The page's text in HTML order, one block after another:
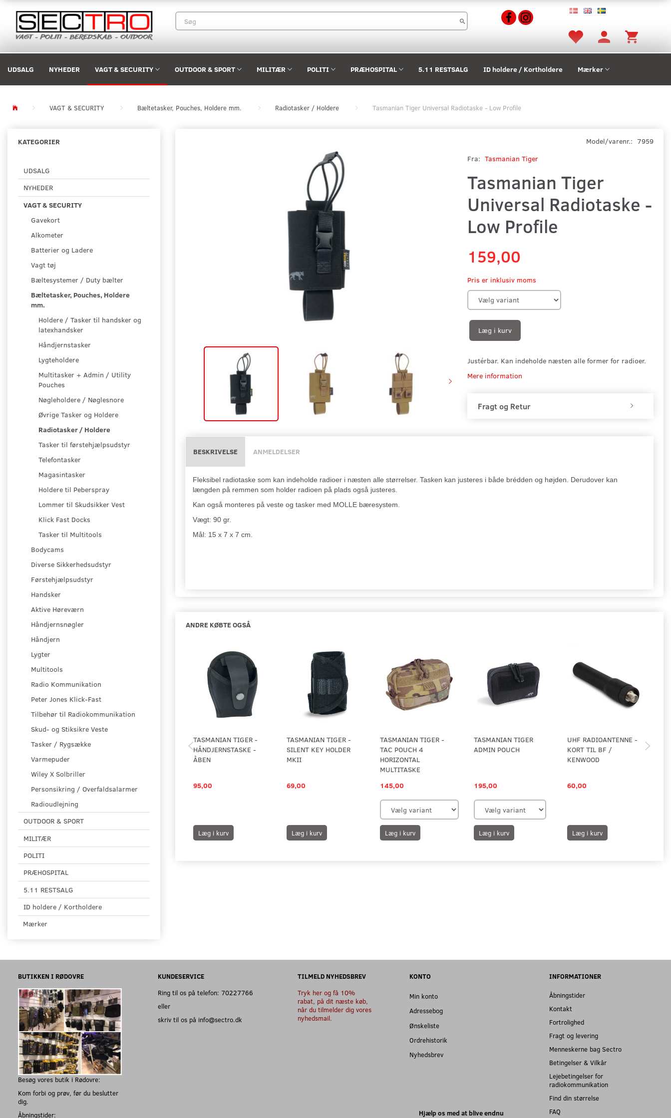
UDSALG NYHEDER VAGT & SECURITY OUTDOOR & SPORT MILITÆR POLITI PRÆHOSPITAL 5.11 RESTSALG ID holdere / Kortholdere Mærker
VAGT & SECURITY Bæltetasker, Pouches, Holdere mm. Radiotasker / Holdere Tasmanian Tiger Universal Radiotaske - Low Profile
KATEGORIER
UDSALG
NYHEDER
VAGT & SECURITY
Gavekort
Alkometer
Batterier og Ladere
Vagt tøj
Bæltesystemer / Duty bælter
Bæltetasker, Pouches, Holdere
mm.
Holdere / Tasker til handsker og
latexhandsker
Håndjernstasker
Lygteholdere
Multitasker + Admin / Utility
Pouches
Nøgleholdere / Nøglesnore
Øvrige Tasker og Holdere
Radiotasker / Holdere
Tasker til førstehjælpsudstyr
Telefontasker
Magasintasker
Holdere til Peberspray
Lommer til Skudsikker Vest
Klick Fast Docks
Tasker til Multitools
Bodycams
Diverse Sikkerhedsudstyr
Førstehjælpsudstyr
Handsker
Aktive Høreværn
Håndjernsnøgler
Håndjern
Lygter
Multitools
Radio Kommunikation
Peter Jones Klick-Fast
Tilbehør til Radiokommunikation
Skud- og Stiksikre Veste
Tasker / Rygsække
Varmepuder
Wiley X Solbriller
Personsikring / Overfaldsalarmer
Radioudlejning
OUTDOOR & SPORT
MILITÆR
POLITI
PRÆHOSPITAL
5.11 RESTSALG
ID holdere / Kortholdere
Mærker
Model/varenr.: 7959
Fra: Tasmanian Tiger
Tasmanian Tiger
Universal Radiotaske -
Low Profile
159,00
Pris er inklusiv moms
Læg i kurv
Justérbar. Kan indeholde næsten alle former for radioer.
Mere information
Fragt og Retur
BESKRIVELSE ANMELDELSER
Fleksibel radiotaske som kan indeholde radioer i næsten alle størrelser. Tasken kan justeres i både brédden og højden. Derudover kan
længden på remmen som holder radioen på plads også justeres.
Kan også monteres på veste og tasker med MOLLE bæresystem.
Vægt: 90 gr.
Mål: 15 x 7 x 7 cm.
ANDRE KØBTE OGSÅ
TASMANIAN TIGER -
HÅNDJERNSTASKE -
ÅBEN
95,00
Læg i kurv
TASMANIAN TIGER -
SILENT KEY HOLDER
MKII
69,00
Læg i kurv
TASMANIAN TIGER -
TAC POUCH 4
HORIZONTAL
MULTITASKE
145,00
Læg i kurv
TASMANIAN TIGER
ADMIN POUCH
195,00
Læg i kurv
UHF RADIOANTENNE -
KORT TIL BF /
KENWOOD
60,00
Læg i kurv
BUTIKKEN I RØDOVRE
Besøg vores butik i Rødovre:
Kom forbi og prøv, før du beslutter
dig.
Åbningstider:
KUNDESERVICE
Ring til os på telefon: 70227766
eller
skriv til os på info@sectro.dk
TILMELD NYHEDSBREV
Tryk her og få 10%
rabat, på dit næste køb,
når du tilmelder dig vores
nyhedsmail.
KONTO
Min konto
Adressebog
Ønskeliste
Ordrehistorik
Nyhedsbrev
Hjælp os med at blive endnu
INFORMATIONER
Åbningstider
Kontakt
Fortrolighed
Fragt og levering
Menneskerne bag Sectro
Betingelser & Vilkår
Lejebetingelser for
radiokommunikation
Find din størrelse
FAQ